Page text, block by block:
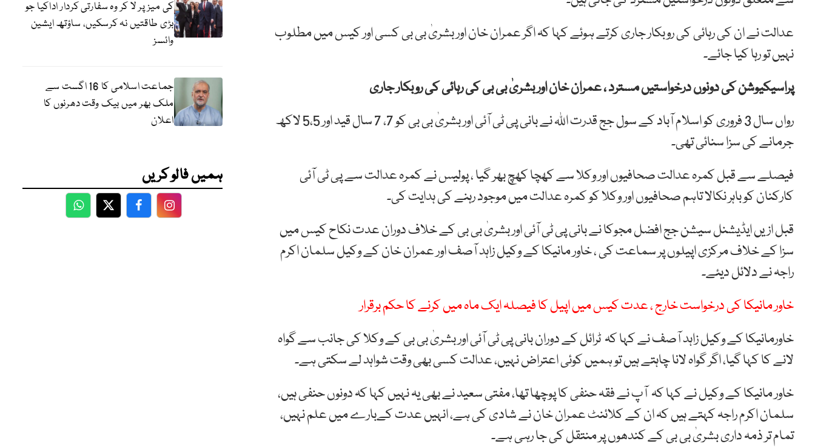
عدالت نے ان کی رہائی کی روبکار جاری کرتے ہوئے کہا کہ اگر عمران خان اور بشریٰ بی بی کسی اور کیس میں مطلوب
نہیں تو رہا کیا جائے۔
پراسیکیوشن کی دونوں درخواستیں مسترد ، عمران خان اور بشریٰ بی بی کی رہائی کی روبکار جاری
رواں سال 3 فروری کو اسلام آباد کے سول جج قدرت اللہ نے بانی پی ٹی آئی اور بشریٰ بی بی کو 7، 7 سال قید اور 5،5 لاکھ
جرمانے کی سزا سنائی تھی۔
فیصلے سے قبل کمرہ عدالت صحافیوں اور وکلا سے کھچا کھچ بھر گیا ، پولیس نے کمرہ عدالت سے پی ٹی آئی
کارکنان کو باہر نکالا تاہم صحافیوں اور وکلا کو کمرہ عدالت میں موجود رہنے کی ہدایت کی۔
قبل ازیں ایڈیشنل سیشن جج افضل مجوکا نے بانی پی ٹی آئی اور بشریٰ بی بی کے خلاف دوران عدت نکاح کیس میں
سزا کے خلاف مرکزی اپیلوں پر سماعت کی ، خاور مانیکا کے وکیل زاہد آصف اور عمران خان کے وکیل سلمان اکرم
راجہ نے دلائل دیئے۔
خاور مانیکا کی درخواست خارج ، عدت کیس میں اپیل کا فیصلہ ایک ماہ میں کرنے کا حکم برقرار
خاورمانیکا کے وکیل زاہد آصف نے کہا کہ ٹرائل کے دوران بانی پی ٹی آئی اور بشریٰ بی بی کے وکلا کی جانب سے گواہ
لانے کا کہا گیا، اگر گواہ لانا چاہتے ہیں تو ہمیں کوئی اعتراض نہیں، عدالت کسی بھی وقت شواہد لے سکتی ہے۔
خاور مانیکا کے وکیل نے کہا کہ آپ نے فقہ حنفی کا پوچھا تھا، مفتی سعید نے بھی یہ نہیں کہا کہ دونوں حنفی ہیں،
سلمان اکرم راجہ کہتے ہیں کہ ان کے کلائنٹ عمران خان نے شادی کی ہے، انہیں عدت کےبارے میں علم نہیں،
تمام تر ذمہ داری بشریٰ بی بی کے کندھوں پر منتقل کی جا رہی ہے۔
کی میز پر لا کر وہ سفارتی کردار اداکیا جو
بڑی طاقتیں نہ کرسکیں، ساؤتھ ایشین
وائسز
جماعت اسلامی کا 16 اگست سے
ملک بھر میں بیک وقت دھرنوں کا
اعلان
ہمیں فالو کریں
WhatsApp
TwitterFacebookFacebook